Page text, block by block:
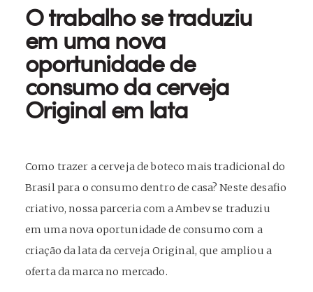
O trabalho se traduziu
em uma nova
oportunidade de
consumo da cerveja
Original em lata
Como trazer a cerveja de boteco mais tradicional do
Brasil para o consumo dentro de casa? Neste desafio
criativo, nossa parceria com a Ambev se traduziu
em uma nova oportunidade de consumo com a
criação da lata da cerveja Original, que ampliou a
oferta da marca no mercado.